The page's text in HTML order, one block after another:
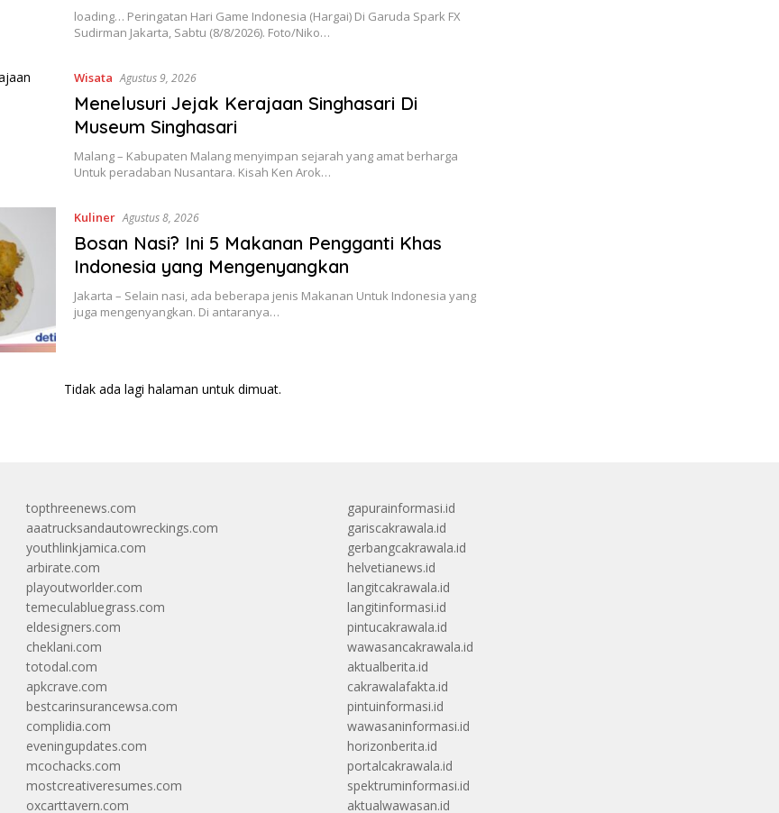
loading… Peringatan Hari Game Indonesia (Hargai) Di Garuda Spark FX
Sudirman Jakarta, Sabtu (8/8/2026). Foto/Niko…
Wisata Agustus 9, 2026
Menelusuri Jejak Kerajaan Singhasari Di
Museum Singhasari
Malang – Kabupaten Malang menyimpan sejarah yang amat berharga
Untuk peradaban Nusantara. Kisah Ken Arok…
Kuliner Agustus 8, 2026
Bosan Nasi? Ini 5 Makanan Pengganti Khas
Indonesia yang Mengenyangkan
Jakarta – Selain nasi, ada beberapa jenis Makanan Untuk Indonesia yang
juga mengenyangkan. Di antaranya…
Tidak ada lagi halaman untuk dimuat.
topthreenews.com
aaatrucksandautowreckings.com
youthlinkjamica.com
arbirate.com
playoutworlder.com
temeculabluegrass.com
eldesigners.com
cheklani.com
totodal.com
apkcrave.com
bestcarinsurancewsa.com
complidia.com
eveningupdates.com
mcochacks.com
mostcreativeresumes.com
oxcarttavern.com
gapurainformasi.id
gariscakrawala.id
gerbangcakrawala.id
helvetianews.id
langitcakrawala.id
langitinformasi.id
pintucakrawala.id
wawasancakrawala.id
aktualberita.id
cakrawalafakta.id
pintuinformasi.id
wawasaninformasi.id
horizonberita.id
portalcakrawala.id
spektruminformasi.id
aktualwawasan.id